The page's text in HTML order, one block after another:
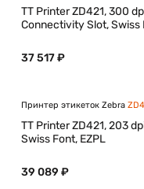
TT Printer ZD421, 300
Connectivity Slot, Swiss
37 517 ₽
Принтер этикеток Zebra
TT Printer ZD421, 203
Swiss Font, EZPL
39 089 ₽